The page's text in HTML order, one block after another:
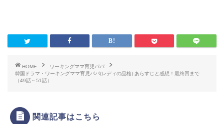
HOME
ワーキングママ育児パパ
韓国ドラマ・ワーキングママ育児パパ(レディの品格)-あらすじと感想！最終回まで
（49話～51話）
関連記事はこちら